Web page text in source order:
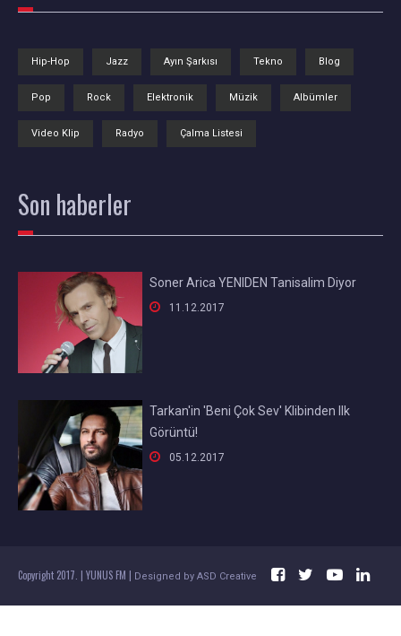
Hip-Hop Jazz Ayın Şarkısı Tekno Blog
Pop Rock Elektronik Müzik Albümler
Video Klip Radyo Çalma Listesi
Son haberler
Soner Arica YENIDEN Tanisalim Diyor
 11.12.2017
Tarkan'in 'Beni Çok Sev' Klibinden Ilk
Görüntü!
 05.12.2017
Copyright 2017. | YUNUS FM | Designed by ASD Creative    